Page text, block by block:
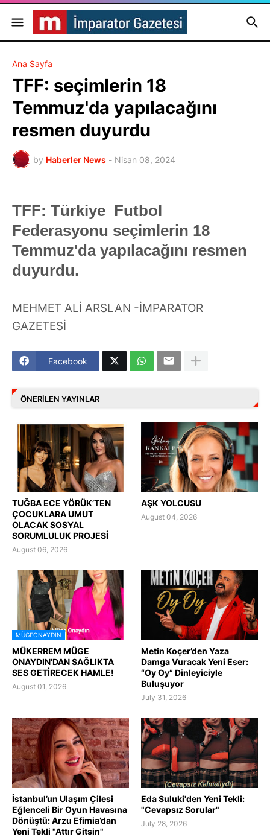
Ana Sayfa
TFF: seçimlerin 18
Temmuz'da yapılacağını
resmen duyurdu
by Haberler News - Nisan 08, 2024
TFF: Türkiye Futbol
Federasyonu seçimlerin 18
Temmuz'da yapılacağını resmen
duyurdu.
MEHMET ALİ ARSLAN -İMPARATOR
GAZETESİ
Facebook
ÖNERILEN YAYINLAR
TUĞBA ECE YÖRÜK’TEN
ÇOCUKLARA UMUT
OLACAK SOSYAL
SORUMLULUK PROJESİ
August 06, 2026
AŞK YOLCUSU
August 04, 2026
MÜGEONAYDIN
MÜKERREM MÜGE
ONAYDIN'DAN SAĞLIKTA
SES GETİRECEK HAMLE!
August 01, 2026
Metin Koçer’den Yaza
Damga Vuracak Yeni Eser:
“Oy Oy” Dinleyiciyle
Buluşuyor
July 31, 2026
İstanbul’un Ulaşım Çilesi
Eğlenceli Bir Oyun Havasına
Dönüştü: Arzu Efimia’dan
Yeni Tekli "Attır Gitsin"
Eda Suluki'den Yeni Tekli:
"Cevapsız Sorular"
July 28, 2026